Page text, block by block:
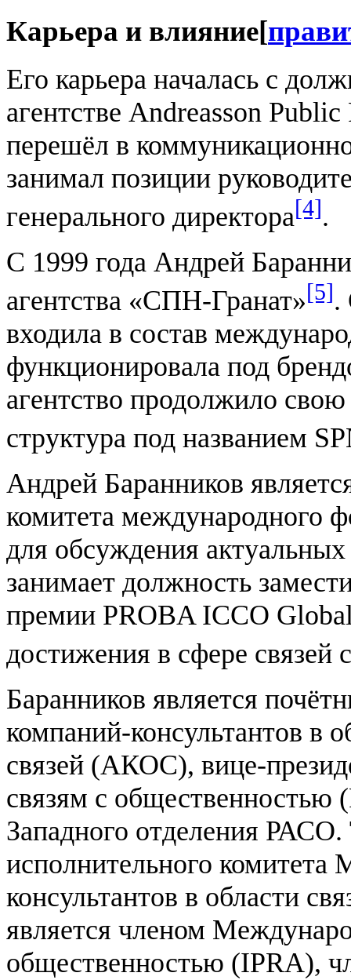
Карьера и влияние[
Его карьера началась с
агентстве Andreasson
перешёл в
занимал позиции
генерального директора[4].
С 1999 года Андрей
агентства «СПН-Гранат»[5].
входила в состав
функционировала под
агентство продолжило свою
структура под названием
Андрей Баранников
комитета международного
для обсуждения
занимает должность
премии PROBA ICCO
достижения в сфере связей
Баранников является
компаний-консультантов в
связей (АКОС), вице-
связям с общественностью
Западного отделения
исполнительного
консультантов в области
является членом
общественностью (IPRA),